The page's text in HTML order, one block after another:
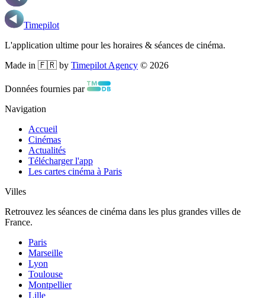
Timepilot
L'application ultime pour les horaires & séances de cinéma.
Made in 🇫🇷 by Timepilot Agency © 2026
Données fournies par
Navigation
Accueil
Cinémas
Actualités
Télécharger l'app
Les cartes cinéma à Paris
Villes
Retrouvez les séances de cinéma dans les plus grandes villes de
France.
Paris
Marseille
Lyon
Toulouse
Montpellier
Lille